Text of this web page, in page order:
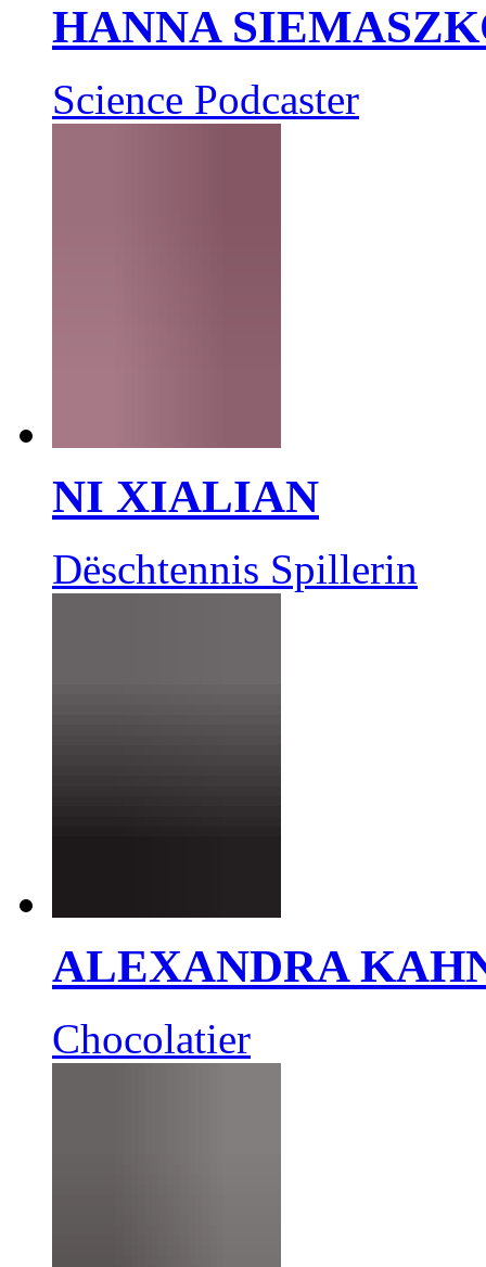
HANNA
Science Podcaster
NI XIALIAN
Dëschtennis Spillerin
ALEXANDRA
Chocolatier